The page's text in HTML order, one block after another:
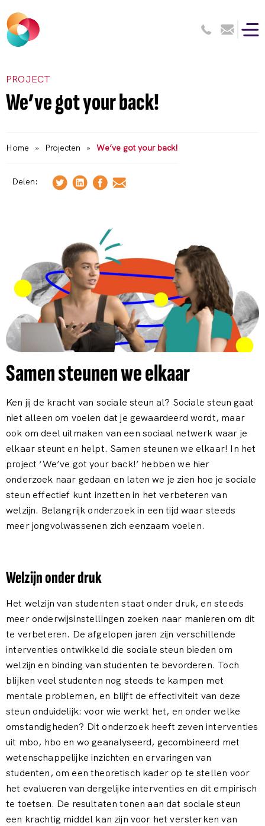
PROJECT
We’ve got your back!
Home » Projecten » We’ve got your back!
Delen:
Samen steunen we elkaar
Ken jij de kracht van sociale steun al? Sociale steun gaat
niet alleen om voelen dat je gewaardeerd wordt, maar
ook om deel uitmaken van een sociaal netwerk waar je
elkaar steunt en helpt. Samen steunen we elkaar! In het
project ‘We’ve got your back!’ hebben we hier
onderzoek naar gedaan en laten we je zien hoe je sociale
steun effectief kunt inzetten in het verbeteren van
welzijn. Belangrijk onderzoek in een tijd waar steeds
meer jongvolwassenen zich eenzaam voelen.
Welzijn onder druk
Het welzijn van studenten staat onder druk, en steeds
meer onderwijsinstellingen zoeken naar manieren om dit
te verbeteren. De afgelopen jaren zijn verschillende
interventies ontwikkeld die sociale steun bieden om
welzijn en binding van studenten te bevorderen. Toch
blijken veel studenten nog steeds te kampen met
mentale problemen, en blijft de effectiviteit van deze
steun onduidelijk: voor wie werkt het, en onder welke
omstandigheden? Dit onderzoek heeft zeven interventies
uit mbo, hbo en wo geanalyseerd, gecombineerd met
wetenschappelijke inzichten en ervaringen van
studenten, om een theoretisch kader op te stellen voor
het evalueren van dergelijke interventies en dit empirisch
te toetsen. De resultaten tonen aan dat sociale steun
een krachtig middel kan zijn voor het versterken van